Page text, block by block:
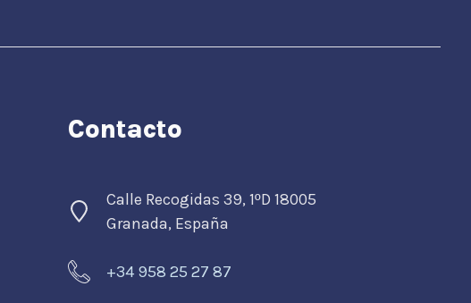
Contacto
Calle Recogidas 39, 1ºD 18005
Granada, España
+34 958 25 27 87